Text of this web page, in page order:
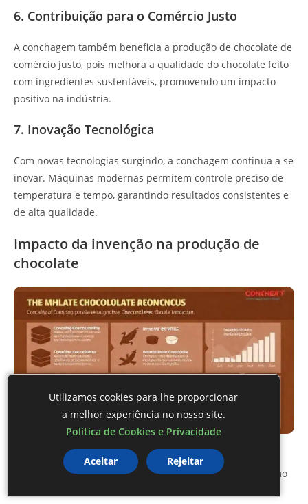
6. Contribuição para o Comércio Justo
A conchagem também beneficia a produção de chocolate de
comércio justo, pois melhora a qualidade do chocolate feito
com ingredientes sustentáveis, promovendo um impacto
positivo na indústria.
7. Inovação Tecnológica
Com novas tecnologias surgindo, a conchagem continua a se
inovar. Máquinas modernas permitem controle preciso de
temperatura e tempo, garantindo resultados consistentes e
de alta qualidade.
Impacto da invenção na produção de
chocolate
invenção da máquina de conchagemteve um profundo
impacto na produção de chocolate, mudando o modo como
Utilizamos cookies para lhe proporcionar
a melhor experiência no nosso site.
Política de Cookies e Privacidade
Aceitar Rejeitar